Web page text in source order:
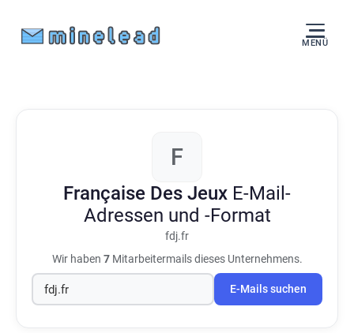
MENÜ
F
Française Des Jeux E-Mail-
Adressen und -Format
fdj.fr
Wir haben 7Mitarbeitermails dieses Unternehmens.
E-Mails suchen